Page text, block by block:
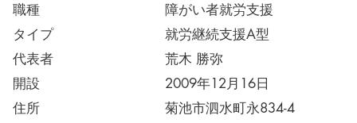
職種
タイプ
代表者
開設
住所
障がい者就労支援
就労継続支援A型
荒木 勝弥
2009年12月16日
菊池市泗水町永834-4